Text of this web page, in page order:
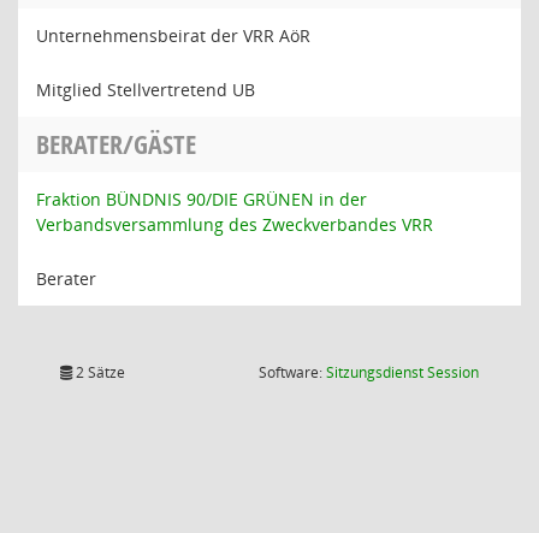
Unternehmensbeirat der VRR AöR
Mitglied Stellvertretend UB
BERATER/GÄSTE
Fraktion BÜNDNIS 90/DIE GRÜNEN in der
Verbandsversammlung des Zweckverbandes VRR
Berater
2 Sätze Software:SitzungsdienstSession(Wird in